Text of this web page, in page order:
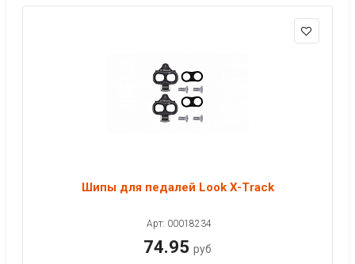
Шипы для педалей Look X-Track
Арт: 00018234
74.95 руб